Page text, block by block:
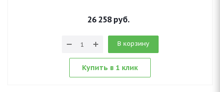
26 258руб.
В корзину
Купить в 1 клик